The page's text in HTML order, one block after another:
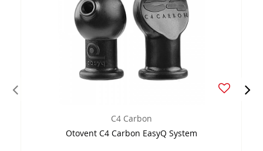
C4 Carbon
Otovent C4 Carbon EasyQ System